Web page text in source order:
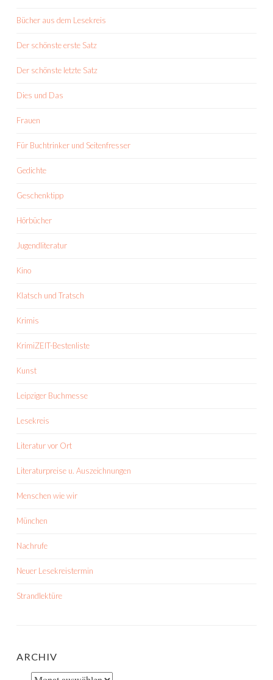
Bücher aus dem Lesekreis
Der schönste erste Satz
Der schönste letzte Satz
Dies und Das
Frauen
Für Buchtrinker und Seitenfresser
Gedichte
Geschenktipp
Hörbücher
Jugendliteratur
Kino
Klatsch und Tratsch
Krimis
KrimiZEIT-Bestenliste
Kunst
Leipziger Buchmesse
Lesekreis
Literatur vor Ort
Literaturpreise u. Auszeichnungen
Menschen wie wir
München
Nachrufe
Neuer Lesekreistermin
Strandlektüre
ARCHIV